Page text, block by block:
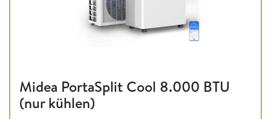
Midea PortaSplit Cool 8.000 BTU
(nur kühlen)